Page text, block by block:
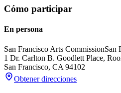
Cómo participar
En persona
San Francisco Arts CommissionSan
1 Dr. Carlton B. Goodlett Place,
San Francisco, CA 94102
Obtener direcciones